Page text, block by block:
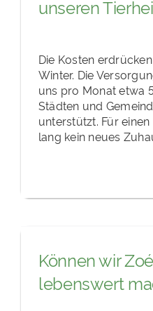
unseren
Die Kosten
Winter. Die
uns pro Monat etwa
Städten und
unterstützt. Für
lang kein neues
Können wir
lebenswert